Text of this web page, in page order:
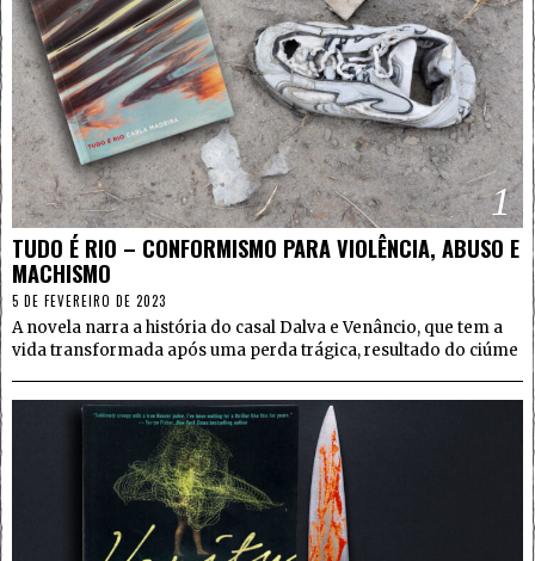
1
TUDO É RIO – CONFORMISMO PARA VIOLÊNCIA, ABUSO E
MACHISMO
5 DE FEVEREIRO DE 2023
A novela narra a história do casal Dalva e Venâncio, que tem a
vida transformada após uma perda trágica, resultado do ciúme